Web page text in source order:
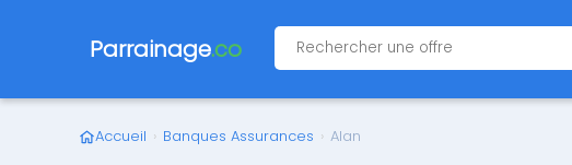
Parrainage.co
Accueil › Banques Assurances › Alan